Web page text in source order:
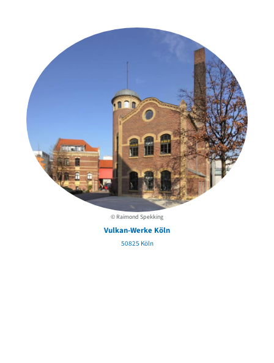
© Raimond Spekking
Vulkan-Werke Köln
50825 Köln